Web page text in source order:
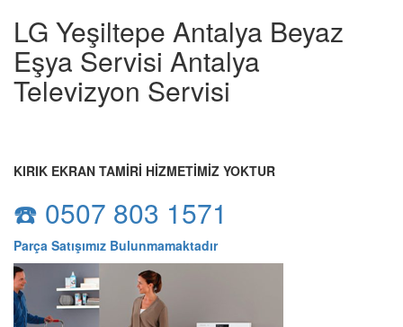
LG Yeşiltepe Antalya Beyaz
Eşya Servisi Antalya
Televizyon Servisi
KIRIK EKRAN TAMİRİ HİZMETİMİZ YOKTUR
☎️ 0507 803 1571
Parça Satışımız Bulunmamaktadır